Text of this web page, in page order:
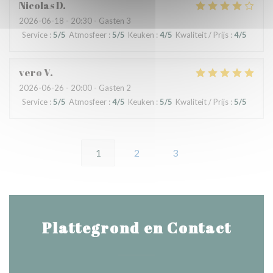
NicolasD
2026-06-18 - 20:30 - Gasten 3
Service : 5/5 Atmosfeer : 5/5 Keuken : 4/5 Kwaliteit / Prijs : 4/5
veroV
2026-06-26 - 20:00 - Gasten 2
Service : 5/5 Atmosfeer : 4/5 Keuken : 5/5 Kwaliteit / Prijs : 5/5
1 2 3
Plattegrond en Contact